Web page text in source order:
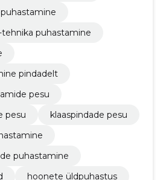
puhastamine
pindadelt
pesu
pesu
klaaspindade pesu
puhastamine
hoonete üldpuhastus